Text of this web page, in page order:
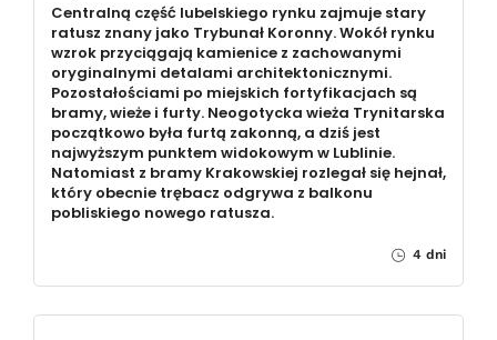
Centralną część lubelskiego rynku zajmuje stary
ratusz znany jako Trybunał Koronny. Wokół rynku
wzrok przyciągają kamienice z zachowanymi
oryginalnymi detalami architektonicznymi.
Pozostałościami po miejskich fortyfikacjach są
bramy, wieże i furty. Neogotycka wieża Trynitarska
początkowo była furtą zakonną, a dziś jest
najwyższym punktem widokowym w Lublinie.
Natomiast z bramy Krakowskiej rozlegał się hejnał,
który obecnie trębacz odgrywa z balkonu
pobliskiego nowego ratusza.
4 dni